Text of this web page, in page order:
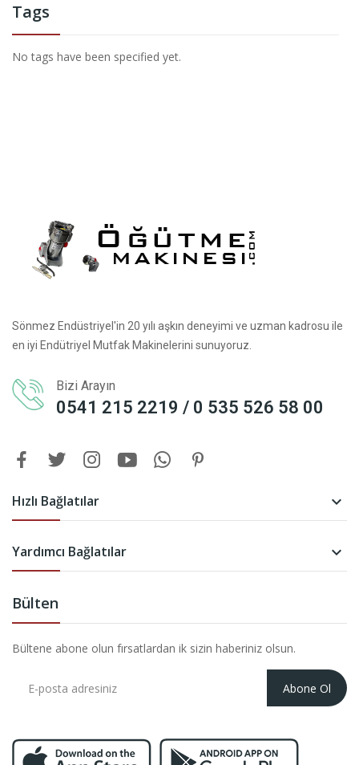
Tags
No tags have been specified yet.
Sönmez Endüstriyel'in 20 yılı aşkın deneyimi ve uzman kadrosu ile
en iyi Endütriyel Mutfak Makinelerini sunuyoruz.
Bizi Arayın
0541 215 2219 / 0 535 526 58 00
Hızlı Bağlatılar 
Yardımcı Bağlatılar 
Bülten
Bültene abone olun fırsatlardan ik sizin haberiniz olsun.
Abone Ol